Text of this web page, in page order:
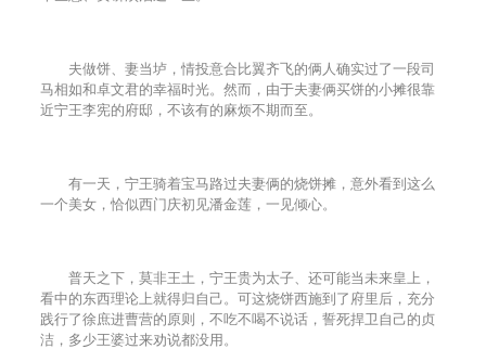
夫做饼、妻当垆，情投意合比翼齐飞的俩人确实过了一段司
马相如和卓文君的幸福时光。然而，由于夫妻俩买饼的小摊很靠
近宁王李宪的府邸，不该有的麻烦不期而至。
有一天，宁王骑着宝马路过夫妻俩的烧饼摊，意外看到这么
一个美女，恰似西门庆初见潘金莲，一见倾心。
普天之下，莫非王土，宁王贵为太子、还可能当未来皇上，
看中的东西理论上就得归自己。可这烧饼西施到了府里后，充分
践行了徐庶进曹营的原则，不吃不喝不说话，誓死捍卫自己的贞
洁，多少王婆过来劝说都没用。